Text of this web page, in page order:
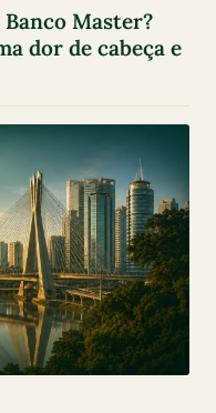
Master?
dor de cabeça e